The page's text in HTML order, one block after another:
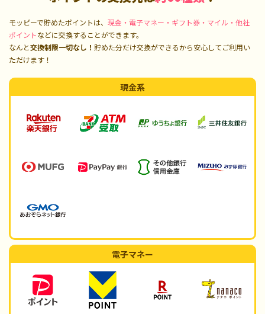
モッピーで貯めたポイントは、 現金・電子マネー・ギフト券・マイル・他社
ポイントなどに交換することができます。
なんと交換制限一切なし！ 貯めた分だけ交換ができるから安心してご利用い
ただけます！
現金系
電子マネー